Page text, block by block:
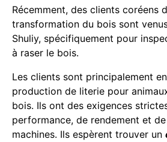
Récemment, des clients coréens
transformation du bois sont
Shuliy, spécifiquement pour
à raser le bois.
Les clients sont principalement
production de literie pour
bois. Ils ont des exigences
performance, de rendement et
machines. Ils espèrent trouver un